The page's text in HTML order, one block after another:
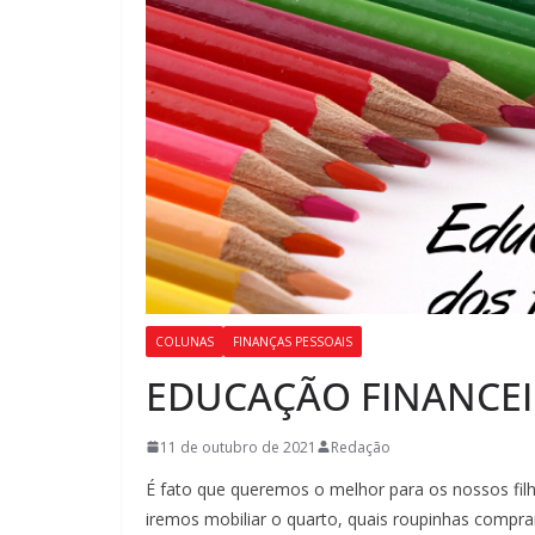
COLUNAS FINANÇAS PESSOAIS
EDUCAÇÃO
11 de outubro de 2021 Redação
É fato que queremos o melhor para os nossos
iremos mobiliar o quarto, quais roupinhas